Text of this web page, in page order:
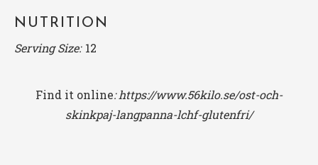
NUTRITION
Serving Size: 12
Find it online:https://www.56kilo.se/ost-och-
skinkpaj-langpanna-lchf-glutenfri/